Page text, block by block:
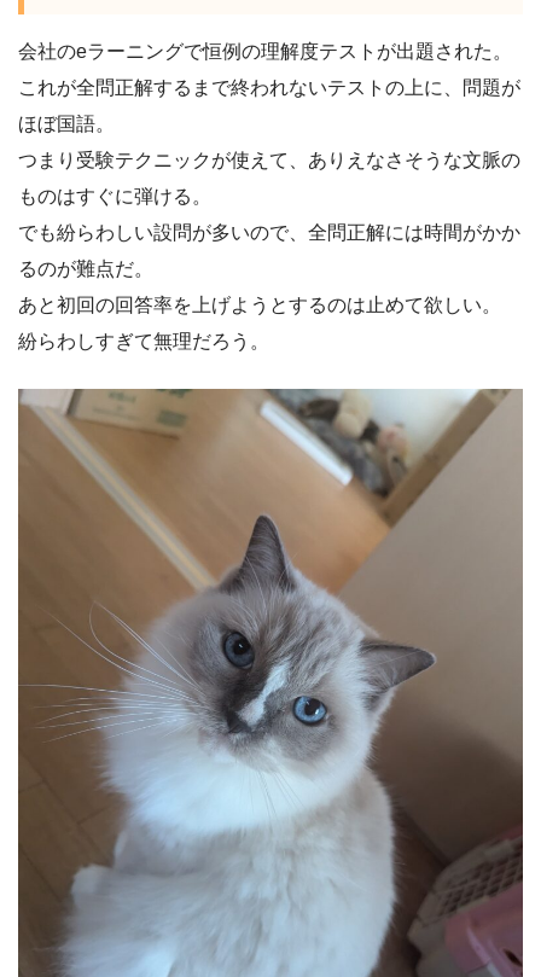
会社のeラーニングで恒例の理解度テストが出題された。
これが全問正解するまで終われないテストの上に、問題が
ほぼ国語。
つまり受験テクニックが使えて、ありえなさそうな文脈の
ものはすぐに弾ける。
でも紛らわしい設問が多いので、全問正解には時間がかか
るのが難点だ。
あと初回の回答率を上げようとするのは止めて欲しい。
紛らわしすぎて無理だろう。